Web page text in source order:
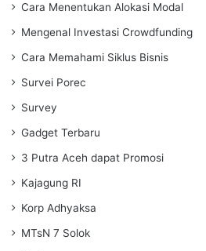
Cara Menentukan Alokasi Modal
Mengenal Investasi Crowdfunding
Cara Memahami Siklus Bisnis
Survei Porec
Survey
Gadget Terbaru
3 Putra Aceh dapat Promosi
Kajagung RI
Korp Adhyaksa
MTsN 7 Solok